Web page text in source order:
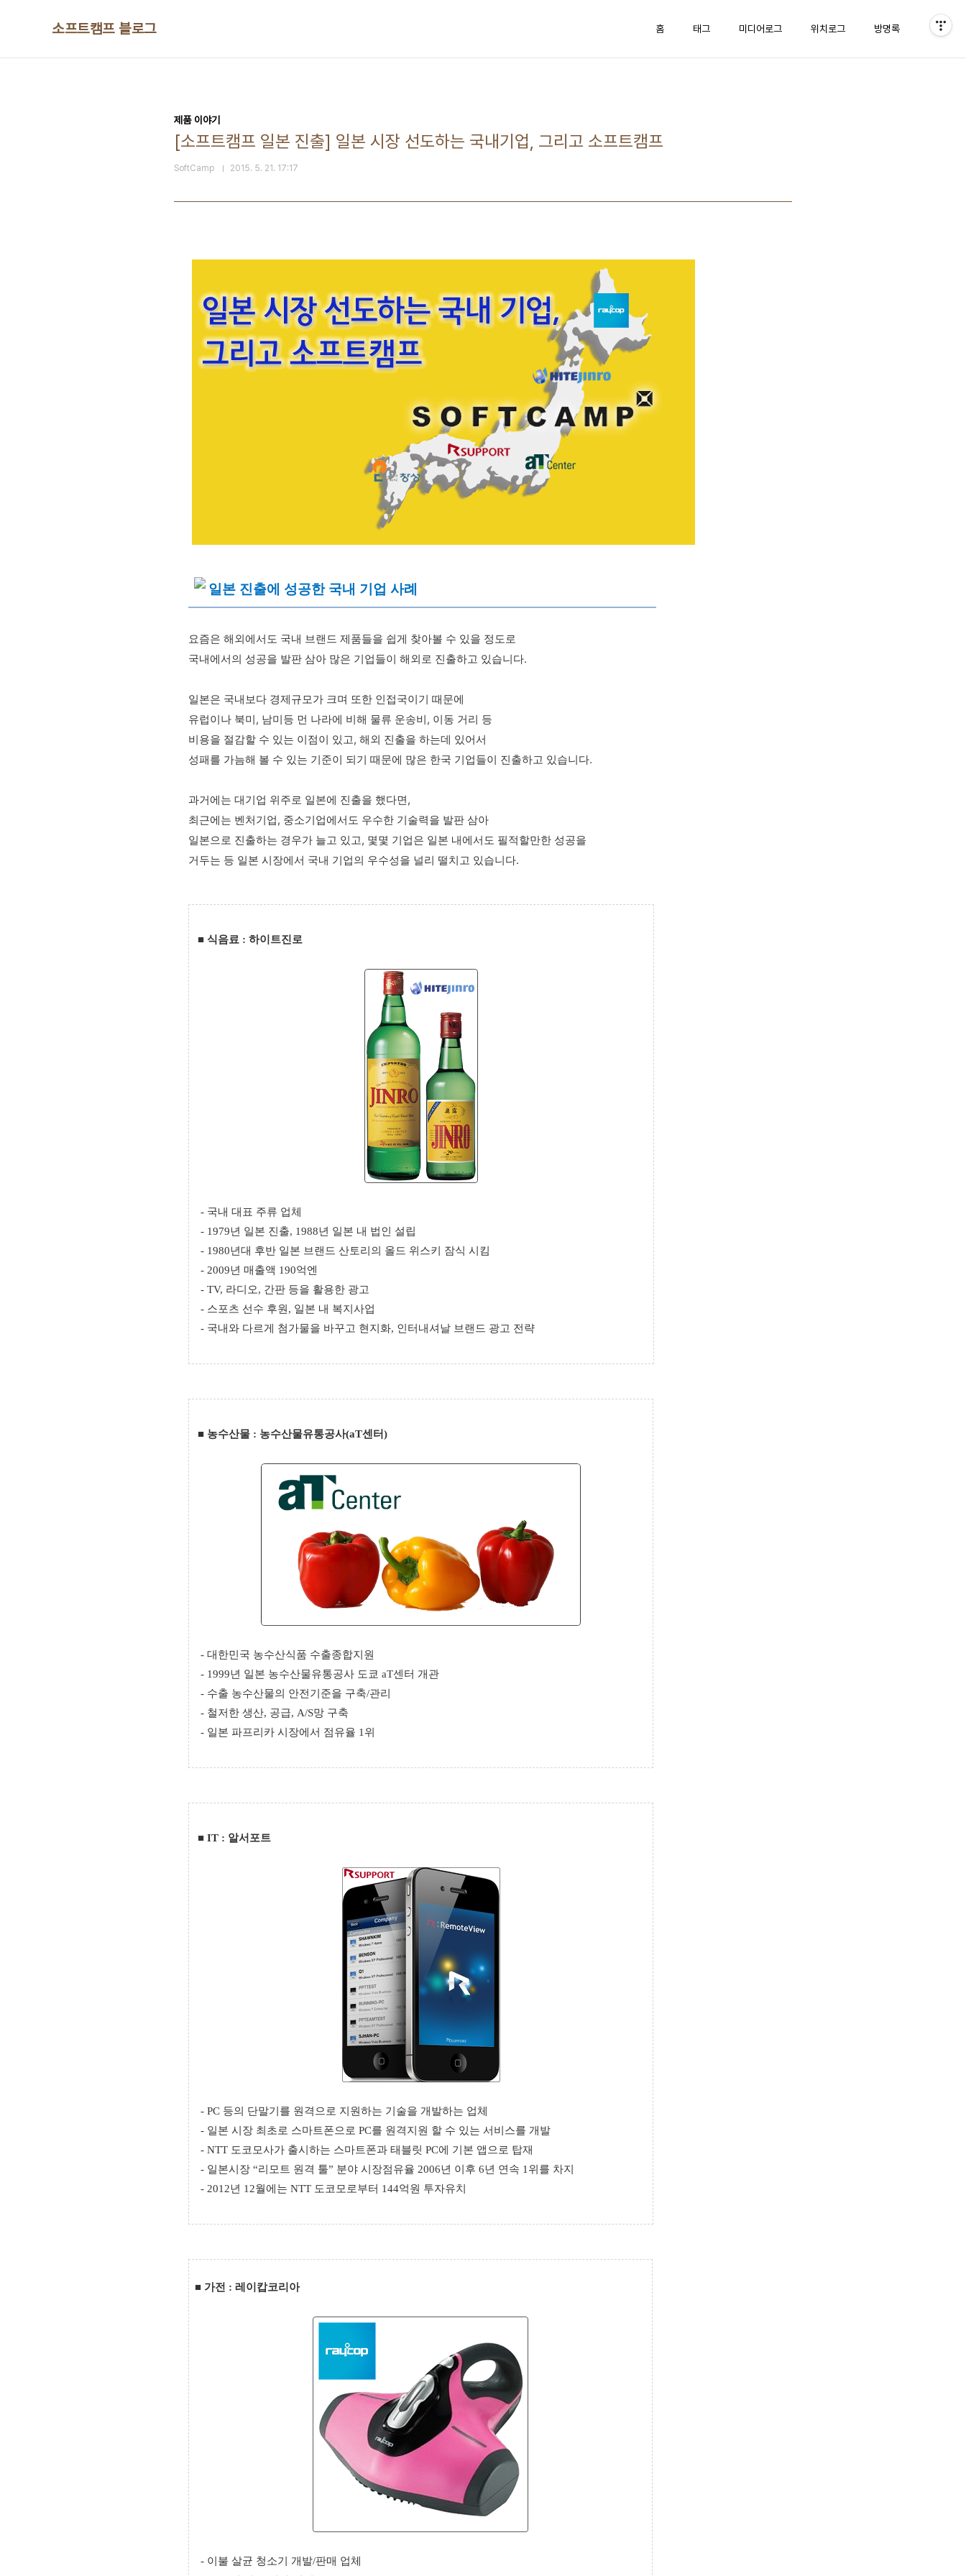
소프트캠프 블로그 홈 태그 미디어로그 위치로그 방명록
제품 이야기
[소프트캠프 일본 진출] 일본 시장 선도하는 국내기업, 그리고 소프트캠프
SoftCamp 2015. 5. 21. 17:17
일본 진출에 성공한 국내 기업 사례
요즘은 해외에서도 국내 브랜드 제품들을 쉽게 찾아볼 수 있을 정도로
국내에서의 성공을 발판 삼아 많은 기업들이 해외로 진출하고 있습니다.
일본은 국내보다 경제규모가 크며 또한 인접국이기 때문에
유럽이나 북미, 남미등 먼 나라에 비해 물류 운송비, 이동 거리 등
비용을 절감할 수 있는 이점이 있고, 해외 진출을 하는데 있어서
성패를 가늠해 볼 수 있는 기준이 되기 때문에 많은 한국 기업들이 진출하고 있습니다.
과거에는 대기업 위주로 일본에 진출을 했다면,
최근에는 벤처기업, 중소기업에서도 우수한 기술력을 발판 삼아
일본으로 진출하는 경우가 늘고 있고, 몇몇 기업은 일본 내에서도 필적할만한 성공을
거두는 등 일본 시장에서 국내 기업의 우수성을 널리 떨치고 있습니다.
■ 식음료 : 하이트진로
- 국내 대표 주류 업체
- 1979년 일본 진출, 1988년 일본 내 법인 설립
- 1980년대 후반 일본 브랜드 산토리의 올드 위스키 잠식 시킴
- 2009년 매출액 190억엔
- TV, 라디오, 간판 등을 활용한 광고
- 스포츠 선수 후원, 일본 내 복지사업
- 국내와 다르게 첨가물을 바꾸고 현지화, 인터내셔날 브랜드 광고 전략
■ 농수산물 : 농수산물유통공사(aT센터)
- 대한민국 농수산식품 수출종합지원
- 1999년 일본 농수산물유통공사 도쿄 aT센터 개관
- 수출 농수산물의 안전기준을 구축/관리
- 철저한 생산, 공급, A/S망 구축
- 일본 파프리카 시장에서 점유율 1위
■ IT : 알서포트
- PC 등의 단말기를 원격으로 지원하는 기술을 개발하는 업체
- 일본 시장 최초로 스마트폰으로 PC를 원격지원 할 수 있는 서비스를 개발
- NTT 도코모사가 출시하는 스마트폰과 태블릿 PC에 기본 앱으로 탑재
- 일본시장 “리모트 원격 툴” 분야 시장점유율 2006년 이후 6년 연속 1위를 차지
- 2012년 12월에는 NTT 도코모로부터 144억원 투자유치
■ 가전 : 레이캅코리아
- 이불 살균 청소기 개발/판매 업체